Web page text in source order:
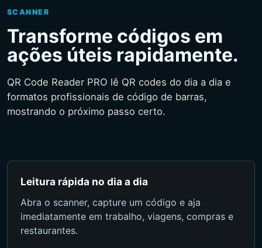
SCANNER
Transforme códigos em
ações úteis rapidamente.
QR Code Reader PRO lê QR codes do dia a dia e
formatos profissionais de código de barras,
mostrando o próximo passo certo.
Leitura rápida no dia a dia
Abra o scanner, capture um código e aja
imediatamente em trabalho, viagens, compras e
restaurantes.